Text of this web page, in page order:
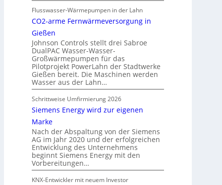
Flusswasser-Wärmepumpen in der Lahn
CO2-arme Fernwärmeversorgung in
Gießen
Johnson Controls stellt drei Sabroe
DualPAC Wasser-Wasser-
Großwärmepumpen für das
Pilotprojekt PowerLahn der Stadtwerke
Gießen bereit. Die Maschinen werden
Wasser aus der Lahn…
Schrittweise Umfirmierung 2026
Siemens Energy wird zur eigenen
Marke
Nach der Abspaltung von der Siemens
AG im Jahr 2020 und der erfolgreichen
Entwicklung des Unternehmens
beginnt Siemens Energy mit den
Vorbereitungen…
KNX-Entwickler mit neuem Investor